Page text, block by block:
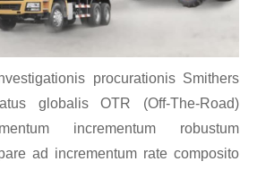
procurationis Smithers
globalis OTR (Off-The-Road)
incrementum robustum
ad incrementum rate composito